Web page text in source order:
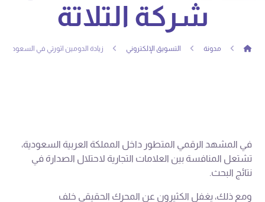
شركة التلاتة
مدونة التسويق الإلكتروني زيادة الدومين اثورتي في السعودية ٢٠٢٦ مع شركة التلاتة
في المشهد الرقمي المتطور داخل المملكة العربية السعودية،
تشتعل المنافسة بين العلامات التجارية لاحتلال الصدارة في
نتائج البحث.
ومع ذلك، يغفل الكثيرون عن المحرك الحقيقي خلف